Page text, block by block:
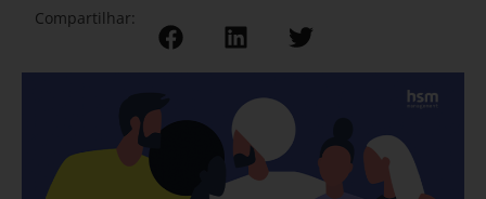
Compartilhar: